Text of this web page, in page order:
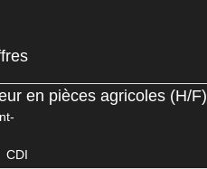
en pièces agricoles (H/F)
CDI